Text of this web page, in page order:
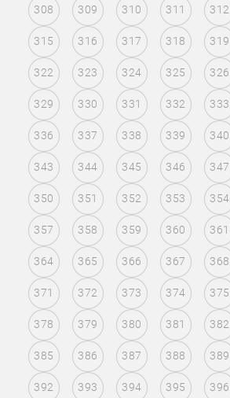
308 309 310 311 312
315 316 317 318 319
322 323 324 325 326
329 330 331 332 333
336 337 338 339 340
343 344 345 346 347
350 351 352 353 354
357 358 359 360 361
364 365 366 367 368
371 372 373 374 375
378 379 380 381 382
385 386 387 388 389
392 393 394 395 396